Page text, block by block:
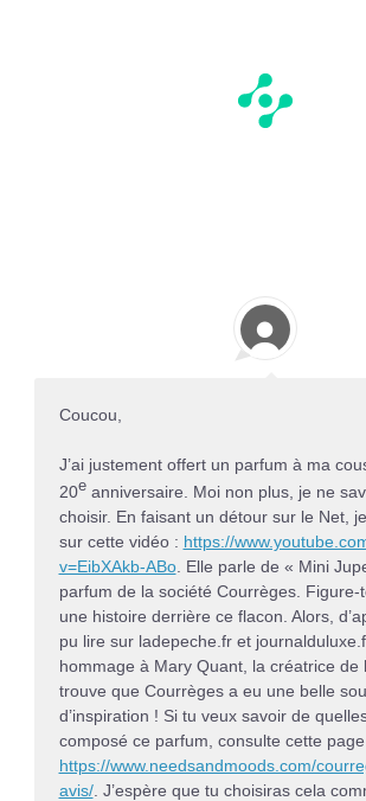
Coucou,
J’ai justement offert un parfum à ma
20eanniversaire. Moi non plus, je ne
choisir. En faisant un détour sur le Net,
sur cette vidéo : https://
v=EibXAkb-ABo. Elle parle de « Mini
parfum de la société Courrèges. Figure-
une histoire derrière ce flacon. Alors,
pu lire sur ladepeche.fr et
hommage à Mary Quant, la créatrice de
trouve que Courrèges a eu une belle
d’inspiration ! Si tu veux savoir de
composé ce parfum, consulte cette
https://www.needsandmoods.com/
avis/. J’espère que tu choisiras cela